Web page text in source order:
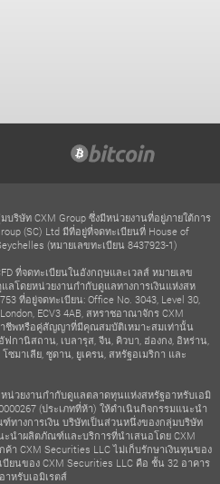
บริษัท CXM Group ซึ่งมีหน่วยงานที่อยู่ภายใต้การ
(SC) Ltd มีที่อยู่ที่จดทะเบียนที่ House of
(หมายเลขทะเบียน 8437923-1)
ที่จดทะเบียนในอังกฤษและเวลส์ หมายเลข
โดยหน่วยงานกำกับดูแลทางการเงินแห่งสห
ที่อยู่จดทะเบียน: Office No. 3043, Level 30,
ECV3 4AB, สหราชอาณาจักร CXM
ชีพหรือคู่สัญญาที่มีคุณสมบัติเหมาะสมเท่านั้น
กานิสถาน, เบลารุส, จีน, คิวบา, ฮ่องกง, อิหร่าน,
ซมาเลีย, ซูดาน, ยูเครน, สหรัฐอเมริกา และ
น่วยงานกำกับดูแลตลาดทุนแห่งสหรัฐอาหรับเอมิ
(ประเภทที่ห้า) ให้ดำเนินกิจกรรมแนะนำ
ทางการเงิน บริษัทเป็นส่วนหนึ่งของกลุ่มบริษัท
ะนำผลิตภัณฑ์และบริการที่นำเสนอโดย CXM
ค้า CXM Securities LLC ไม่เก็บรักษาเงินทุนของ
ยนของ CXM Securities LLC คือ ชั้น 32 อาคาร
าหรับเอมิเรตส์